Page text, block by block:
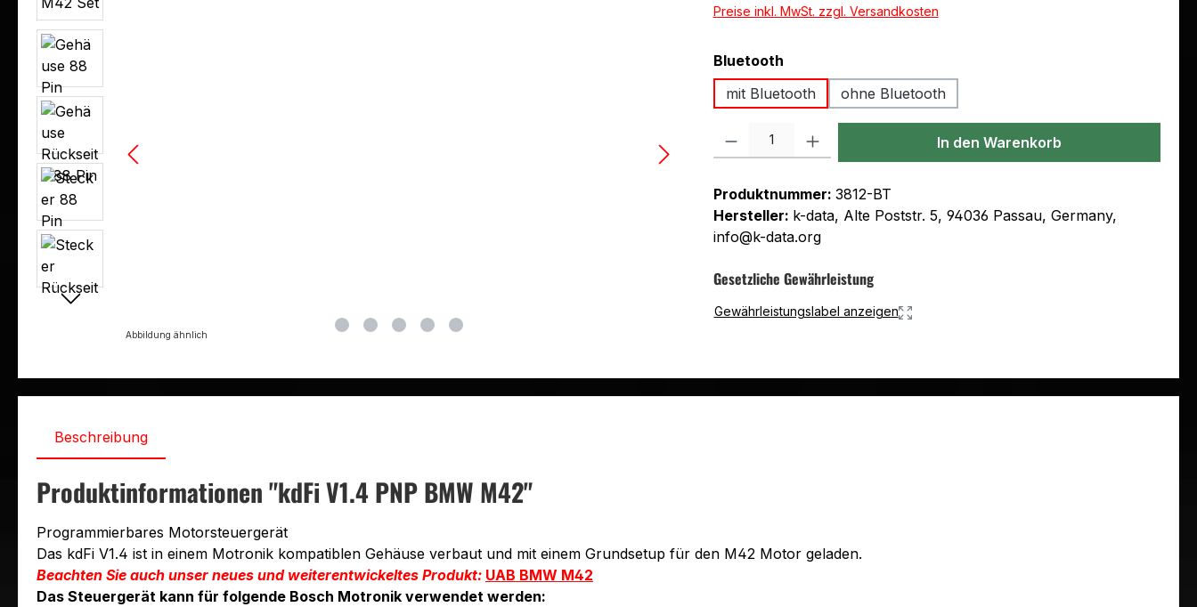
Abbildung ähnlich
Preise inkl. MwSt. zzgl. Versandkosten
Bluetoothauswählen
mit Bluetooth
ohne Bluetooth
Produkt Anzahl: Gib den gewünschten Wert ein oder benutze die Schaltflächen
In den Warenkorb
Produktnummer: 3812-BT
Hersteller: k-data, Alte Poststr. 5, 94036 Passau, Germany,
info@k-data.org
Gesetzliche Gewährleistung
Gewährleistungslabel anzeigen
Beschreibung
Produktinformationen "kdFi V1.4 PNP BMW M42"
Programmierbares Motorsteuergerät
Das kdFi V1.4 ist in einem Motronik kompatiblen Gehäuse verbaut und mit einem Grundsetup für den M42 Motor geladen.
Beachten Sie auch unser neues und weiterentwickeltes Produkt: UAB BMW M42
Das Steuergerät kann für folgende Bosch Motronik verwendet werden: